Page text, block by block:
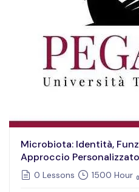
Microbiota: Identità,
Approccio
Corrette Terapie Di
0 Lessons 1500 Hour